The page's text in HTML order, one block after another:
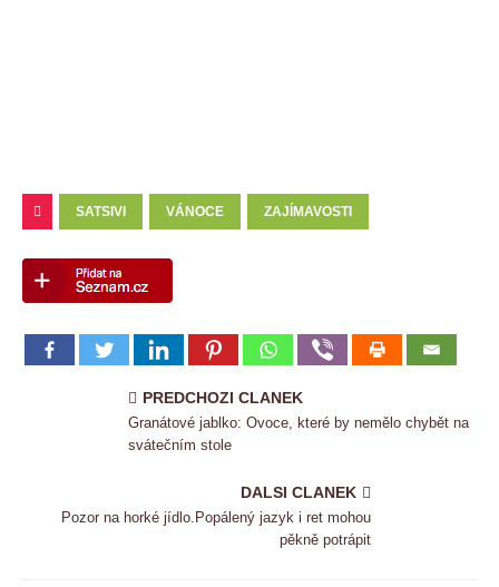
SATSIVI VÁNOCE ZAJÍMAVOSTI
PREDCHOZI CLANEK
Granátové jablko: Ovoce, které by nemělo chybět na
svátečním stole
DALSI CLANEK
Pozor na horké jídlo.Popálený jazyk i ret mohou
pěkně potrápit